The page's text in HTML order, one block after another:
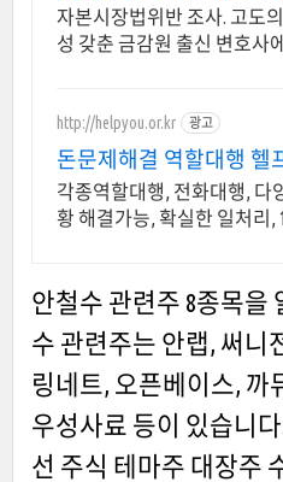
가
자본시장법위반 조사. 고도
성 갖춘 금감원 출신 변호사
협업가능
http://helpyou.or.kr 광고
돈문제해결 역할대행 헬
양하고 어려운 상황해결
각종역할대행, 전화대행, 다
황 해결가능, 확실한 일처리,
던 해결이 가능합니다.
안철수 관련주 8종목을
수 관련주는 안랩, 써니
링네트, 오픈베이스, 까
우성사료 등이 있습니
선 주식 테마주 대장주